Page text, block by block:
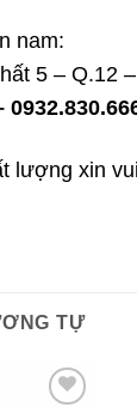
nam:
5 – Q.12
lượng xin
TỰ